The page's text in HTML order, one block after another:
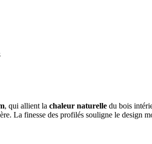
, qui allient la chaleur naturelle du bois
La finesse des profilés souligne le design